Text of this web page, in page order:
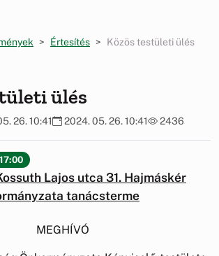
Értesítés Közös testületi ülés
ülés
26. 10:41 2024. 05. 26. 10:41 2436
Lajos utca 31. Hajmáskér
tanácsterme
MEGHÍVÓ